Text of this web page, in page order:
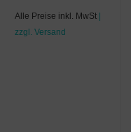
Alle Preise inkl. MwSt |
zzgl. Versand